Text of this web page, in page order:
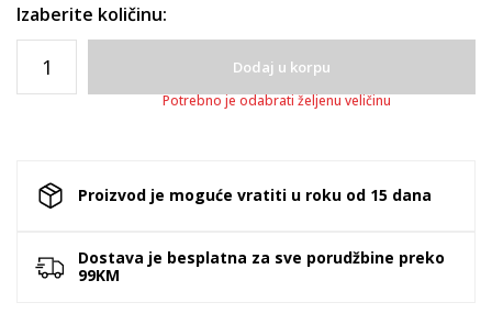
Izaberite količinu:
Dodaj u korpu
Potrebno je odabrati željenu veličinu
Proizvod je moguće vratiti u roku od 15 dana
Dostava je besplatna za sve porudžbine preko
99KM